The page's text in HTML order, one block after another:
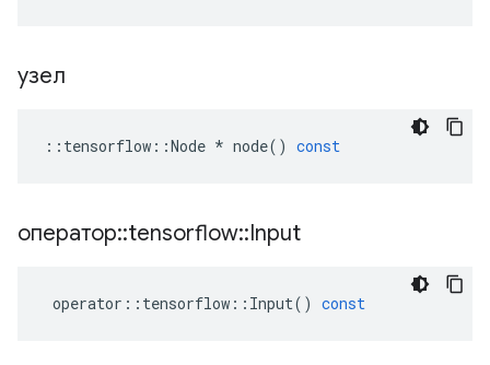
узел
:: tensorflow ::Node * node() const
оператор::tensorflow::Input
operator :: tensorflow :: Input() const